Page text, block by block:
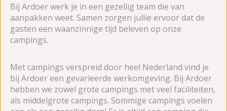
Bij Ardoer werk je in een gezellig team die van
aanpakken weet. Samen zorgen jullie ervoor dat de
gasten een waanzinnige tijd beleven op onze
campings.
Met campings verspreid door heel Nederland vind je
bij Ardoer een gevarieerde werkomgeving. Bij Ardoer
hebben we zowel grote campings met veel faciliteiten,
als middelgrote campings. Sommige campings voelen